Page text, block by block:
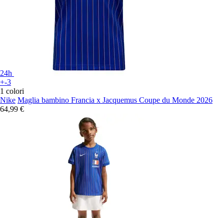
24h
+-3
1 colori
Nike Maglia bambino Francia x Jacquemus Coupe du Monde 2026
64,99 €